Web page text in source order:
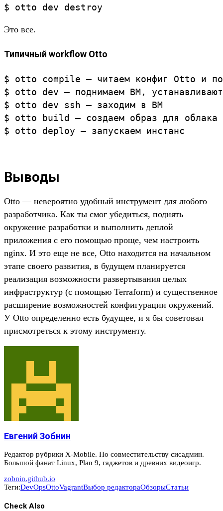
$ otto dev destroy
Это все.
Типичный workflow Otto
$ otto compile — читаем конфиг Otto и
$ otto dev — поднимаем ВМ,
$ otto dev ssh — заходим в ВМ
$ otto build — создаем образ для облака
$ otto deploy — запускаем инстанс
Выводы
Otto — невероятно удобный инструмент для любого
разработчика. Как ты смог убедиться, поднять
окружение разработки и выполнить деплой
приложения с его помощью проще, чем настроить
nginx. И это еще не все, Otto находится на начальном
этапе своего развития, в будущем планируется
реализация возможности развертывания целых
инфраструктур (с помощью Terraform) и существенное
расширение возможностей конфигурации окружений.
У Otto определенно есть будущее, и я бы советовал
присмотреться к этому инструменту.
Евгений Зобнин
Редактор рубрики X-Mobile. По совместительству сисадмин.
Большой фанат Linux, Plan 9, гаджетов и древних видеоигр.
zobnin.github.io
Теги:DevOpsOttoVagrantВыбор редактораОбзорыСтатьи
Check Also